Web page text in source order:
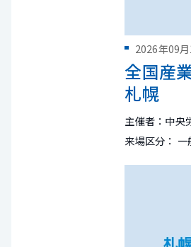
2026年09
全国産
札幌
主催者：中央
来場区分： 一